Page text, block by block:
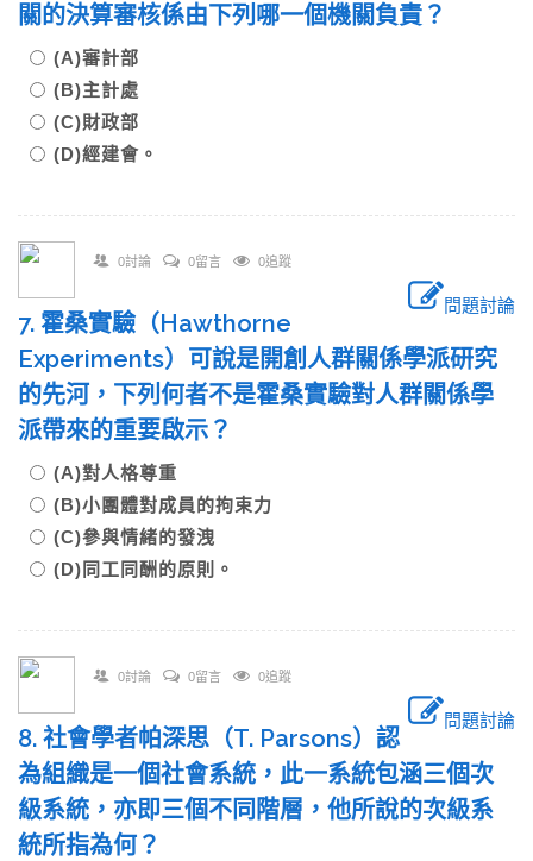
關的決算審核係由下列哪一個機關負責？
(A)審計部
(B)主計處
(C)財政部
(D)經建會。
0討論 0留言 0追蹤
問題討論
7. 霍桑實驗（Hawthorne
Experiments）可說是開創人群關係學派研究
的先河，下列何者不是霍桑實驗對人群關係學
派帶來的重要啟示？
(A)對人格尊重
(B)小團體對成員的拘束力
(C)參與情緒的發洩
(D)同工同酬的原則。
0討論 0留言 0追蹤
問題討論
8. 社會學者帕深思（T. Parsons）認
為組織是一個社會系統，此一系統包涵三個次
級系統，亦即三個不同階層，他所說的次級系
統所指為何？